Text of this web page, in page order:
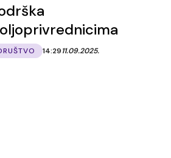
14:2911.09.2025.